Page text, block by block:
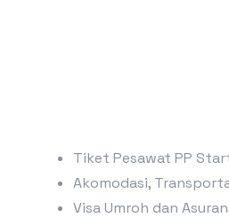
Tiket Pesawat PP
Akomodasi,
Visa Umroh dan